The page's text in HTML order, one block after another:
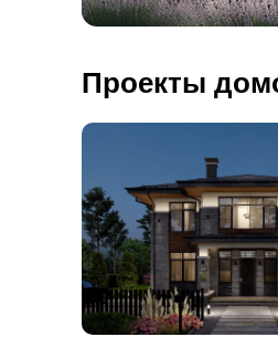
Проекты